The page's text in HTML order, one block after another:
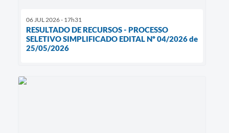
06 JUL 2026 - 17h31
RESULTADO DE RECURSOS - PROCESSO
SELETIVO SIMPLIFICADO EDITAL Nº 04/2026 de
25/05/2026